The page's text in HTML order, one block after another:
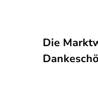
Die